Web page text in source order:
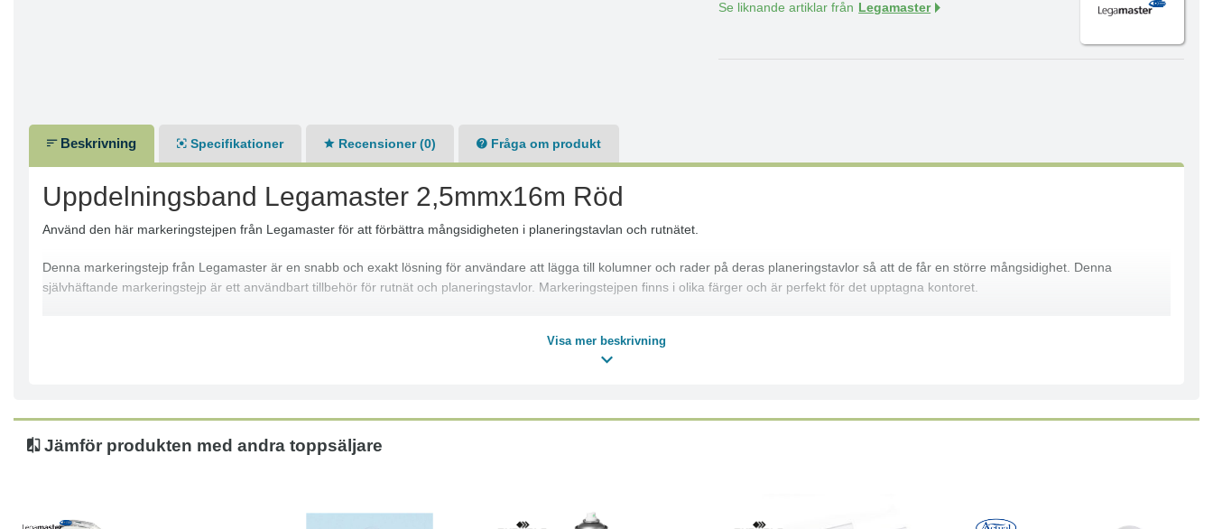
Se liknande artiklar från Legamaster
Beskrivning Specifikationer Recensioner (0) Fråga om produkt
Uppdelningsband Legamaster 2,5mmx16m Röd
Använd den här markeringstejpen från Legamaster för att förbättra mångsidigheten i planeringstavlan och rutnätet.
Denna markeringstejp från Legamaster är en snabb och exakt lösning för användare att lägga till kolumner och rader på deras planeringstavlor så att de får en större mångsidighet. Denna
självhäftande markeringstejp är ett användbart tillbehör för rutnät och planeringstavlor. Markeringstejpen finns i olika färger och är perfekt för det upptagna kontoret.
Visa mer beskrivning
Jämför produkten med andra toppsäljare